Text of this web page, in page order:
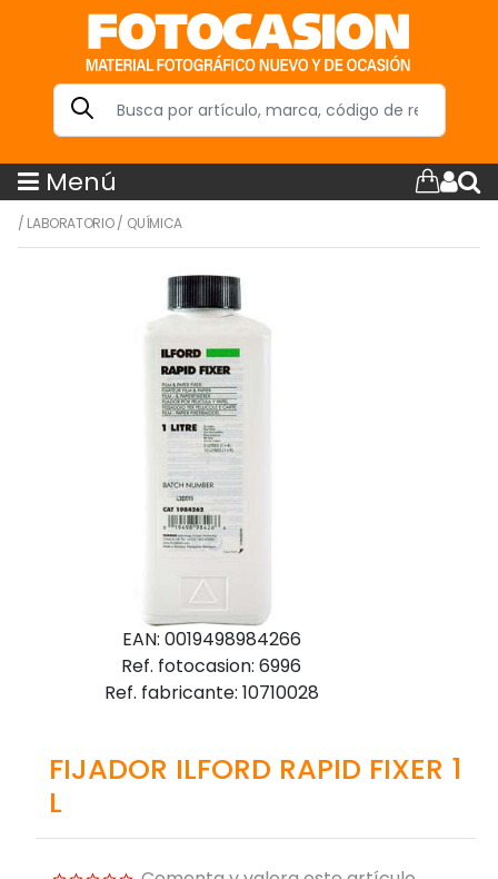
Menú
/ LABORATORIO/ QUÍMICA
EAN: 0019498984266
Ref. fotocasion: 6996
Ref. fabricante: 10710028
FIJADOR ILFORD RAPID FIXER 1
L